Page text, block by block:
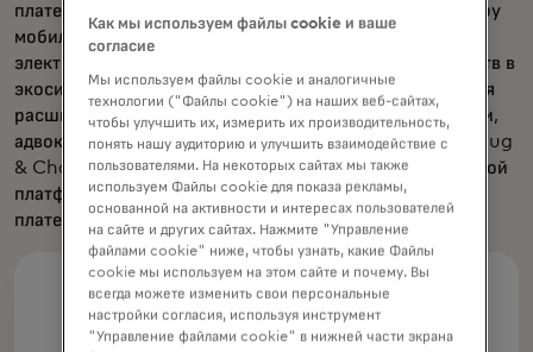
платежей и разблокировки доступа к широкому спектру
мобильных возможностей, включая зарядку
электромобилей. Это включает налаживание партнёрств в
экосистеме платежей и подключённых автомобилей для
расширения присутствия бесконтактных точек зарядки,
адвокацию в поддержку глобальной стандартизации Plug
& Charge с открытым циклом, а также разработку новой
платформы для поддержки бесшовных цифровых
платежей при зарядке электромобилей.
Как мы используем файлы cookie и ваше
согласие
Мы используем файлы cookie и аналогичные
технологии ("Файлы cookie") на наших веб-сайтах,
чтобы улучшить их, измерить их производительность,
понять нашу аудиторию и улучшить взаимодействие с
пользователями. На некоторых сайтах мы также
используем Файлы cookie для показа рекламы,
основанной на активности и интересах пользователей
на сайте и других сайтах. Нажмите "Управление
файлами cookie" ниже, чтобы узнать, какие Файлы
cookie мы используем на этом сайте и почему. Вы
всегда можете изменить свои персональные
настройки согласия, используя инструмент
"Управление файлами cookie" в нижней части экрана